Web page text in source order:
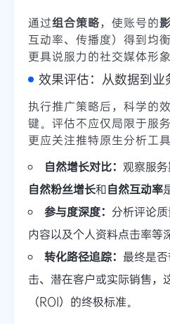
通过组合策略，使账号的
互动率、传播度）得到均
更具说服力的社交媒体形象
效果评估：从数据到业
执行推广策略后，科学的
键。评估不应仅局限于服
更应关注推特原生分析工
自然增长对比： 观察服务
自然粉丝增长和自然互动率
参与度深度： 分析评论
内容以及个人资料点击率等
转化路径追踪： 最终是
击、潜在客户或实际销售，
（ROI）的终极标准。